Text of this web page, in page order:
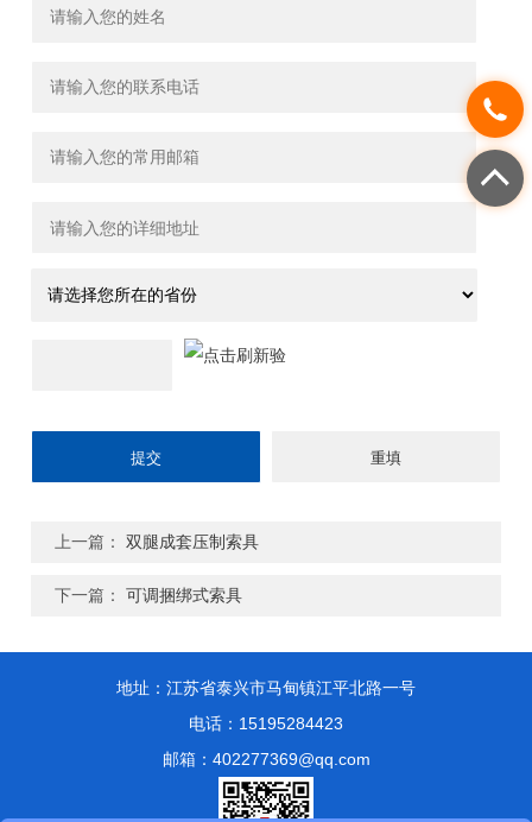
上一篇：双腿成套压制索具
下一篇：可调捆绑式索具
地址：江苏省泰兴市马甸镇江平北路一号
电话：15195284423
邮箱：402277369@qq.com